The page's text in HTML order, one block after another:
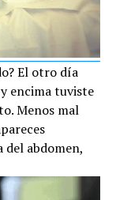
El otro día
encima tuviste
Menos mal
del abdomen,